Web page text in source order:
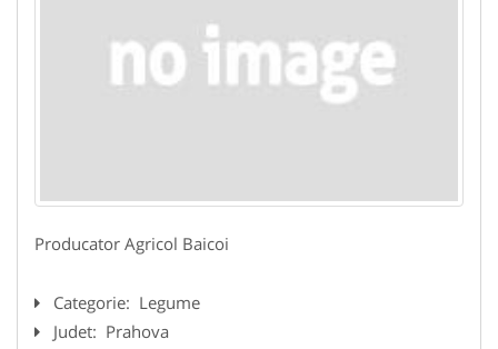
Producator Agricol Baicoi
Categorie: Legume
Judet: Prahova